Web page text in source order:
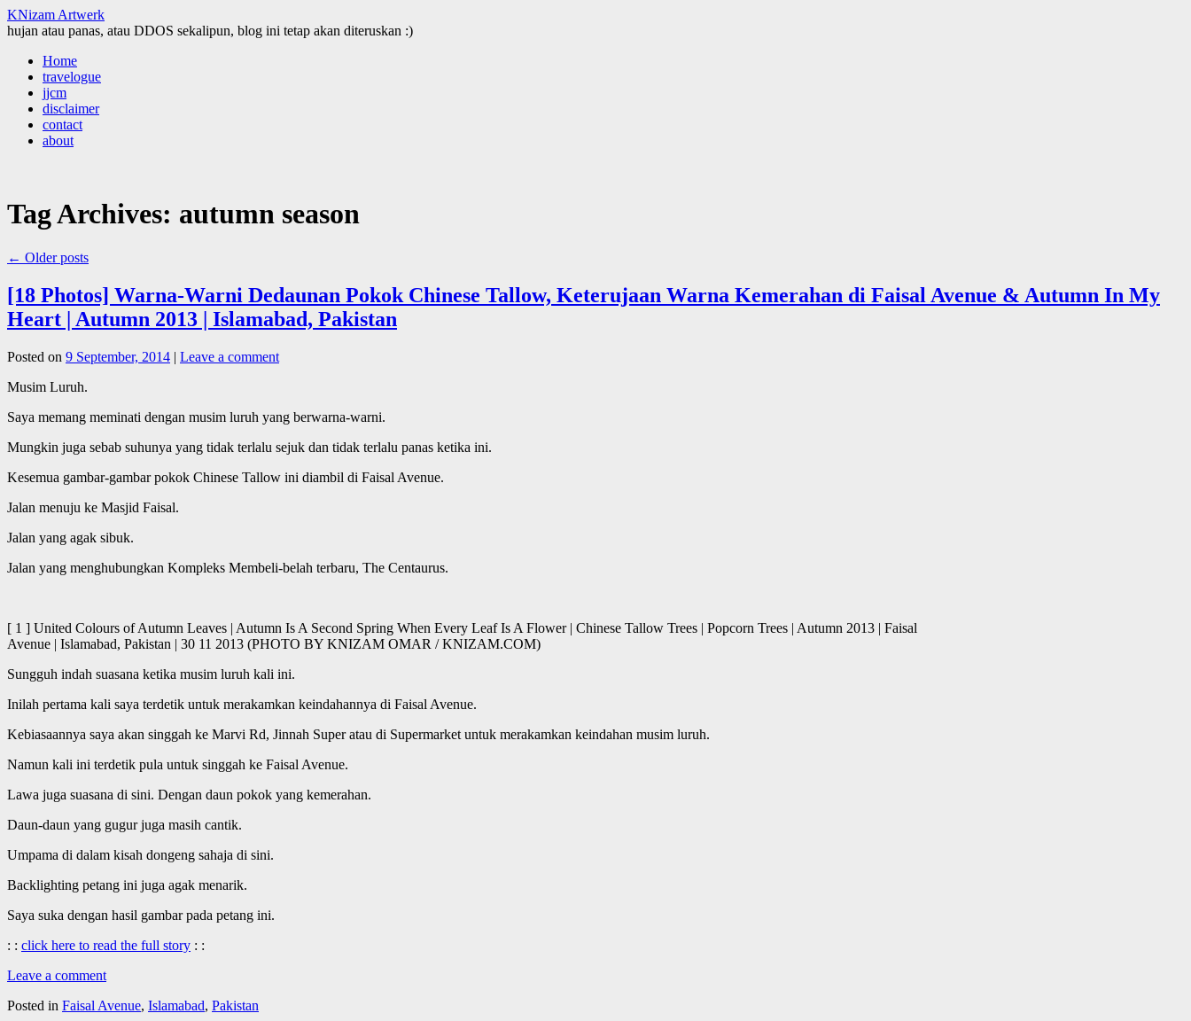
KNizam Artwerk
hujan atau panas, atau DDOS sekalipun, blog ini tetap akan diteruskan :)
Skip
content
Home
travelogue
jjcm
disclaimer
contact
about
Tag Archives: autumn season
← Older posts
[18 Photos] Warna-Warni Dedaunan Pokok Chinese Tallow, Keterujaan Warna Kemerahan di Faisal Avenue & Autumn In My
Heart | Autumn 2013 | Islamabad, Pakistan
Posted on 9 September, 2014 | Leave a comment
Musim Luruh.
Saya memang meminati dengan musim luruh yang berwarna-warni.
Mungkin juga sebab suhunya yang tidak terlalu sejuk dan tidak terlalu panas ketika ini.
Kesemua gambar-gambar pokok Chinese Tallow ini diambil di Faisal Avenue.
Jalan menuju ke Masjid Faisal.
Jalan yang agak sibuk.
Jalan yang menghubungkan Kompleks Membeli-belah terbaru, The Centaurus.
[ 1 ] United Colours of Autumn Leaves | Autumn Is A Second Spring When Every Leaf Is A Flower | Chinese Tallow Trees | Popcorn Trees | Autumn 2013 | Faisal
Avenue | Islamabad, Pakistan | 30 11 2013 (PHOTO BY KNIZAM OMAR / KNIZAM.COM)
Sungguh indah suasana ketika musim luruh kali ini.
Inilah pertama kali saya terdetik untuk merakamkan keindahannya di Faisal Avenue.
Kebiasaannya saya akan singgah ke Marvi Rd, Jinnah Super atau di Supermarket untuk merakamkan keindahan musim luruh.
Namun kali ini terdetik pula untuk singgah ke Faisal Avenue.
Lawa juga suasana di sini. Dengan daun pokok yang kemerahan.
Daun-daun yang gugur juga masih cantik.
Umpama di dalam kisah dongeng sahaja di sini.
Backlighting petang ini juga agak menarik.
Saya suka dengan hasil gambar pada petang ini.
: : click here to read the full story : :
Leave a comment
Posted in Faisal Avenue, Islamabad, Pakistan